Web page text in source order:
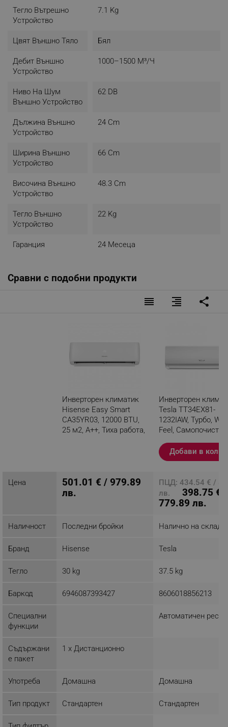
Тегло Вътрешно
Устройство
7.1 Kg
Цвят Външно Тяло Бял
Дебит Външно
Устройство
1000–1500 М³/ч
Ниво На Шум
Външно Устройство
62 DB
Дължина Външно
Устройство
24 Cm
Ширина Външно
Устройство
66 Cm
Височина Външно
Устройство
48.3 Cm
Тегло Външно
Устройство
22 Kg
Гаранция 24 Месеца
Сравни с подобни продукти
reorder format_align_right share
Инверторен климатик
Hisense Easy Smart
CA35YR03, 12000 BTU,
25 м2, А++, Тиха работа,
Инверторен
Tesla TT34EX81-
1232IAW, Турбо,
Feel,
Добави в
Цена
501.01 € / 979.89
лв.
ПЦД: 434.54 € /
лв.
398.75 € /
779.89 лв.
Наличност Последни бройки Налично на склад
Бранд Hisense Tesla
Тегло 30 kg 37.5 kg
Баркод 6946087393427 8606018856213
Специални
функции
Автоматичен
Съдържани
е пакет
1 x Дистанционно
Употреба Домашна Домашна
Тип продукт Стандартен Стандартен